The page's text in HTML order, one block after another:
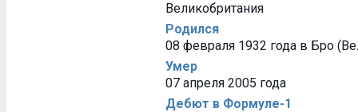
Великобритания
Родился
08 февраля 1932 года в Бро
Умер
07 апреля 2005 года
Дебют в Формуле-1